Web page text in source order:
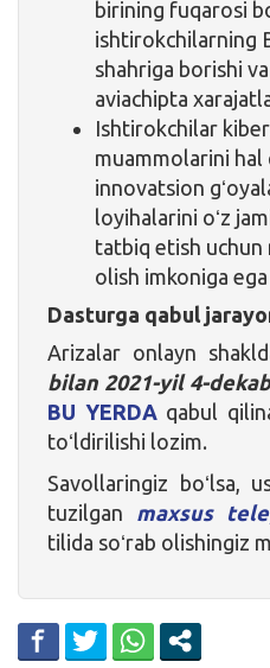
birining fuqarosi
ishtirokchilarning
shahriga borishi
aviachipta
Ishtirokchilar
muammolarini hal
innovatsion
loyihalarini oʻz
tatbiq etish
olish imkoniga ega
Dasturga qabul
Arizalar onlayn
bilan 2021-yil 4-
BU YERDA qabul
toʻldirilishi lozim.
Savollaringiz boʻlsa,
tuzilgan
maxsus
tilida soʻrab olishingiz